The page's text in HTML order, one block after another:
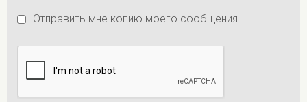
Отправить мне копию моего сообщения